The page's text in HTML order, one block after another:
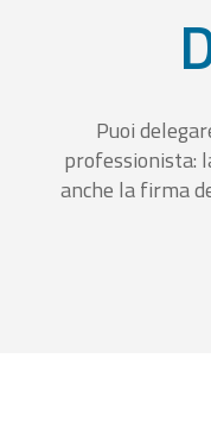
Puoi
professionista:
anche la firma